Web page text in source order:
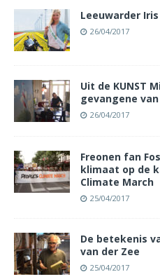
Leeuwarder
26/04/2017
Uit de KUNST
gevangene
26/04/2017
Freonen fan
klimaat op de
Climate March
25/04/2017
De betekenis
van der Zee
25/04/2017